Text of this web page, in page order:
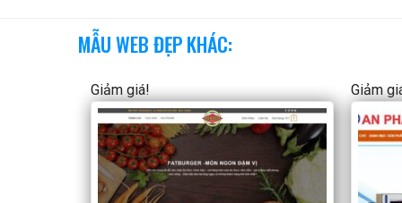
MẪU WEB ĐẸP KHÁC:
Giảm giá! Giảm